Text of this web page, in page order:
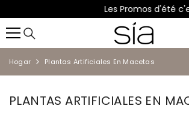
Les Promos d'été c'est
Hogar Plantas Artificiales En Macetas
PLANTAS ARTIFICIALES EN